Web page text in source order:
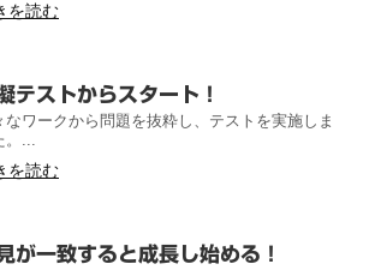
を読む
テストからスタート！
なワークから問題を抜粋し、テストを実施しま
。...
を読む
が一致すると成長し始める！